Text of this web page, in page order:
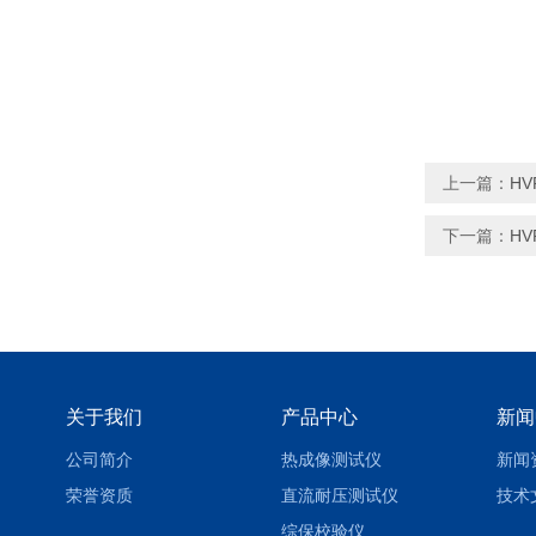
上一篇：
下一篇：
关于我们
公司简介
荣誉资质
产品中心
热成像测试仪
直流耐压测试仪
综保校验仪
新
新闻
技术